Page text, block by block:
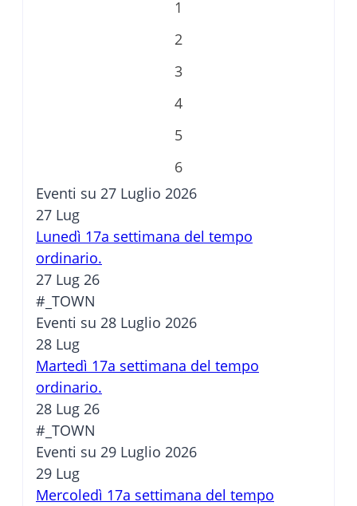
1
2
3
4
5
6
Eventi su 27 Luglio 2026
27 Lug
Lunedì 17a settimana del tempo
ordinario.
27 Lug 26
#_TOWN
Eventi su 28 Luglio 2026
28 Lug
Martedì 17a settimana del tempo
ordinario.
28 Lug 26
#_TOWN
Eventi su 29 Luglio 2026
29 Lug
Mercoledì 17a settimana del tempo